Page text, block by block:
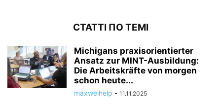
СТАТТІ ПО ТЕМІ
Michigans praxisorientierter
Ansatz zur MINT-Ausbildung:
Die Arbeitskräfte von morgen
schon heute...
maxwelhelp - 11.11.2025